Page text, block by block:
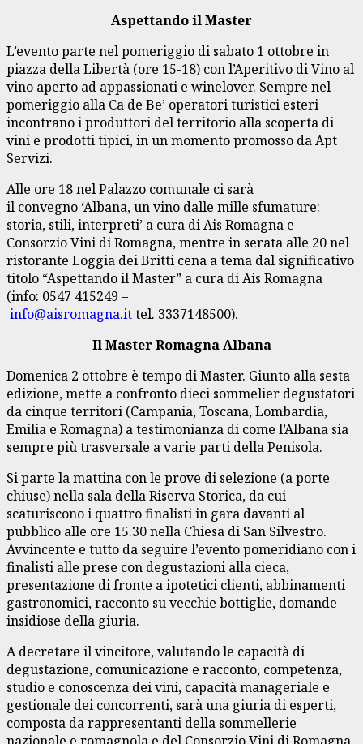
Aspettando il Master
L’evento parte nel pomeriggio di sabato 1 ottobre in
piazza della Libertà (ore 15-18) con l’Aperitivo di Vino al
vino aperto ad appassionati e winelover. Sempre nel
pomeriggio alla Ca de Be’ operatori turistici esteri
incontrano i produttori del territorio alla scoperta di
vini e prodotti tipici, in un momento promosso da Apt
Servizi.
Alle ore 18 nel Palazzo comunale ci sarà
il convegno ‘Albana, un vino dalle mille sfumature:
storia, stili, interpreti’ a cura di Ais Romagna e
Consorzio Vini di Romagna, mentre in serata alle 20 nel
ristorante Loggia dei Britti cena a tema dal significativo
titolo “Aspettando il Master” a cura di Ais Romagna
(info: 0547 415249 –
info@aisromagna.ittel. 3337148500).
Il Master Romagna Albana
Domenica 2 ottobre è tempo di Master. Giunto alla sesta
edizione, mette a confronto dieci sommelier degustatori
da cinque territori (Campania, Toscana, Lombardia,
Emilia e Romagna) a testimonianza di come l’Albana sia
sempre più trasversale a varie parti della Penisola.
Si parte la mattina con le prove di selezione (a porte
chiuse) nella sala della Riserva Storica, da cui
scaturiscono i quattro finalisti in gara davanti al
pubblico alle ore 15.30 nella Chiesa di San Silvestro.
Avvincente e tutto da seguire l’evento pomeridiano con i
finalisti alle prese con degustazioni alla cieca,
presentazione di fronte a ipotetici clienti, abbinamenti
gastronomici, racconto su vecchie bottiglie, domande
insidiose della giuria.
A decretare il vincitore, valutando le capacità di
degustazione, comunicazione e racconto, competenza,
studio e conoscenza dei vini, capacità manageriale e
gestionale dei concorrenti, sarà una giuria di esperti,
composta da rappresentanti della sommellerie